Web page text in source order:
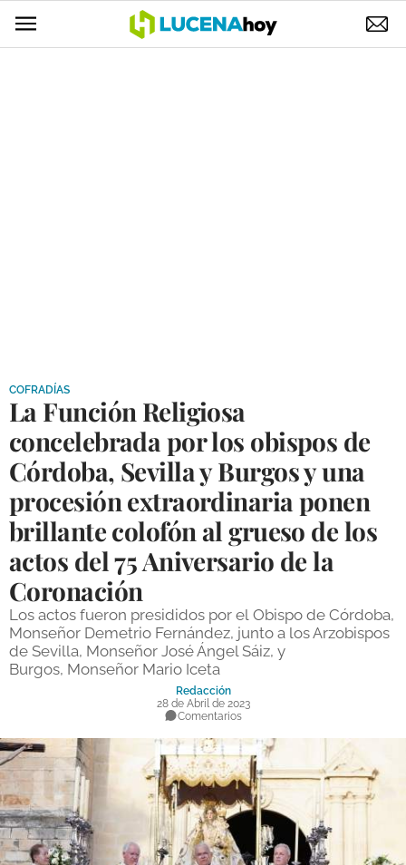
DEPORTES
COMPETICIONES
DEPORTE BASE
OPINIÓN
VENTANA CIUDADANA
CÓRDOBA
PROVINCIA
SUBBÉTICA HOY
OBRAS
NECROLÓGICAS
GALERÍAS
COFRADÍAS
La Función Religiosa
concelebrada por los obispos de
Córdoba, Sevilla y Burgos y una
procesión extraordinaria ponen
brillante colofón al grueso de los
actos del 75 Aniversario de la
Coronación
Los actos fueron presididos por el Obispo de Córdoba,
Monseñor Demetrio Fernández, junto a los Arzobispos
de Sevilla, Monseñor José Ángel Sáiz, y
Burgos, Monseñor Mario Iceta
Redacción
28 de Abril de 2023
Comentarios